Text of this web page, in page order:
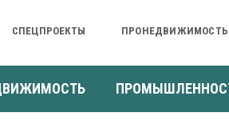
СПЕЦПРОЕКТЫ ПРОНЕДВИЖИМОСТЬ